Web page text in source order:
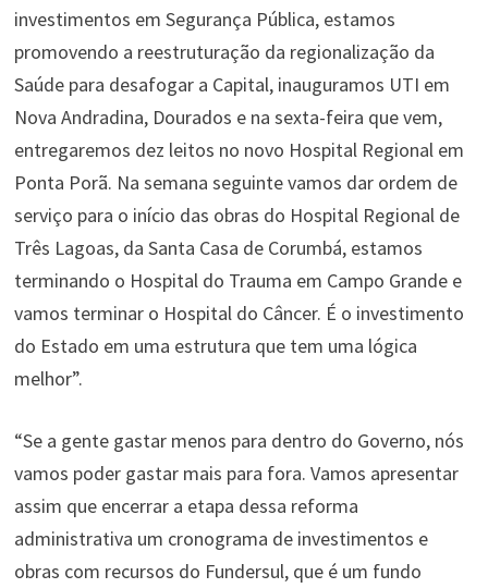
investimentos em Segurança Pública, estamos
promovendo a reestruturação da regionalização da
Saúde para desafogar a Capital, inauguramos UTI em
Nova Andradina, Dourados e na sexta-feira que vem,
entregaremos dez leitos no novo Hospital Regional em
Ponta Porã. Na semana seguinte vamos dar ordem de
serviço para o início das obras do Hospital Regional de
Três Lagoas, da Santa Casa de Corumbá, estamos
terminando o Hospital do Trauma em Campo Grande e
vamos terminar o Hospital do Câncer. É o investimento
do Estado em uma estrutura que tem uma lógica
melhor”.
“Se a gente gastar menos para dentro do Governo, nós
vamos poder gastar mais para fora. Vamos apresentar
assim que encerrar a etapa dessa reforma
administrativa um cronograma de investimentos e
obras com recursos do Fundersul, que é um fundo